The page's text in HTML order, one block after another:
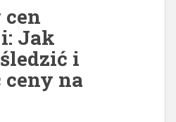
Jak
i
na